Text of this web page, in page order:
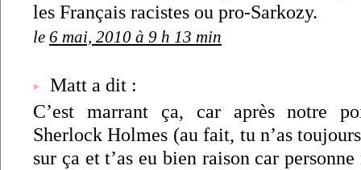
les Français racistes ou pro-Sarkozy.
le 6 mai, 2010 à 9 h 13 min
Matt a dit :
C’est marrant ça, car après notre
Sherlock Holmes (au fait, tu n’as
sur ça et t’as eu bien raison car